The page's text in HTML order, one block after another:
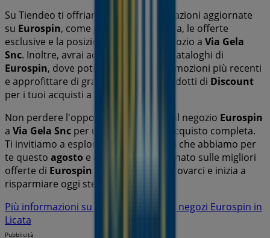
Su Tiendeo ti offriamo tutte le informazioni aggiornate
su Eurospin, come gli orari di apertura, le offerte
esclusive e la posizione esatta del negozio a Via Gela
Snc. Inoltre, avrai accesso agli ultimi cataloghi di
Eurospin, dove potrai scoprire le promozioni più recenti
e approfittare di grandi sconti sui prodotti di Discount
per i tuoi acquisti a
Non perdere l'opportunità di visitare il negozio Eurospin
a Via Gela Snc per un'esperienza di acquisto completa.
Ti invitiamo a esplorare le promozioni che abbiamo per
te questo agosto e a rimanere aggiornato sulle migliori
offerte di Eurospin
. Vieni a trovarci e inizia a
risparmiare oggi stesso!
Più informazioni su Eurospin
Vedi altri negozi Eurospin in
Licata
Pubblicità